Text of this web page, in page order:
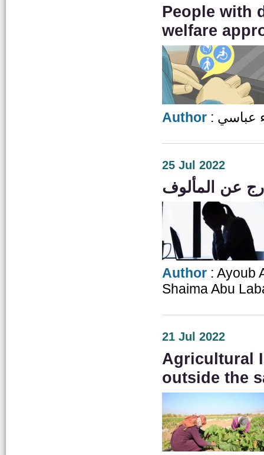
People with
welfare
Author عباسي
25 Jul 2022
Author : Ayoub
Shaima Abu
21 Jul 2022
Agricultural
outside the